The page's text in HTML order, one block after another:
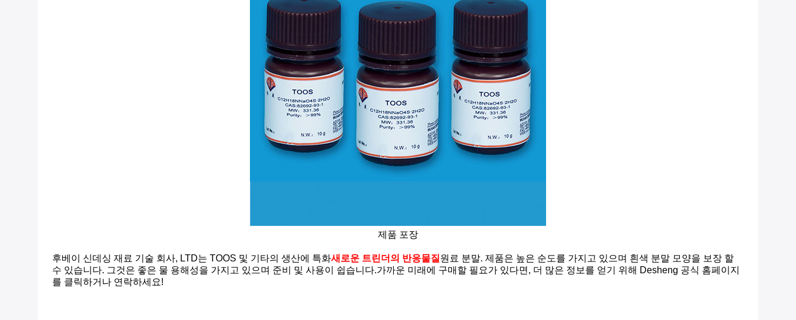
제품 포장
후베이 신데싱 재료 기술 회사, LTD는 TOOS 및 기타의 생산에 특화새로운 트린더의 반응물질 원료 분말. 제품은 높은 순도를 가지고 있으며 흰색 분말 모양을 보장 할
수 있습니다. 그것은 좋은 물 용해성을 가지고 있으며 준비 및 사용이 쉽습니다.가까운 미래에 구매할 필요가 있다면, 더 많은 정보를 얻기 위해 Desheng 공식 홈페이지
를 클릭하거나 연락하세요!